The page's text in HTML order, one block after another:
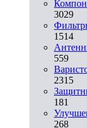
3029
1514
559
2315
181
268